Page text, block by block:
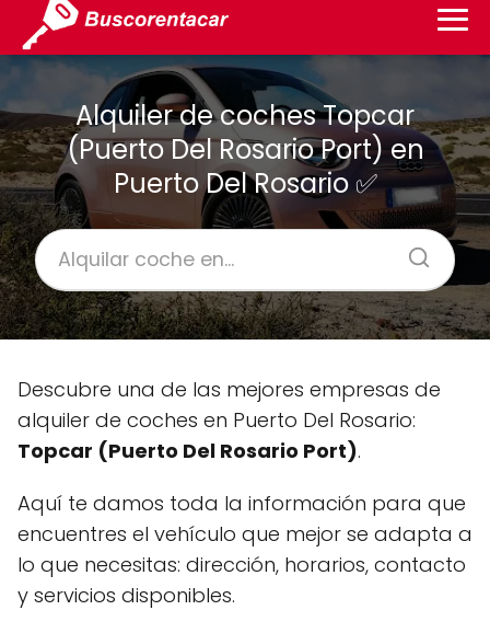
Alquiler de coches Topcar
(Puerto Del Rosario Port) en
Puerto Del Rosario ✅
Descubre una de las mejores empresas de
alquiler de coches en Puerto Del Rosario:
Topcar (Puerto Del Rosario Port).
Aquí te damos toda la información para que
encuentres el vehículo que mejor se adapta a
lo que necesitas: dirección, horarios, contacto
y servicios disponibles.